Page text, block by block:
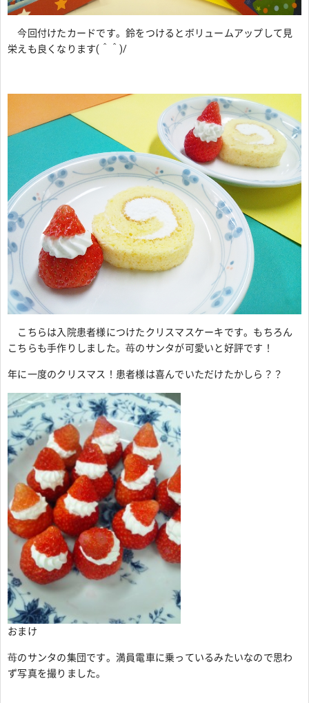
今回付けたカードです。鈴をつけるとボリュームアップして見
栄えも良くなります(＾＾)/
こちらは入院患者様につけたクリスマスケーキです。もちろん
こちらも手作りしました。苺のサンタが可愛いと好評です！
年に一度のクリスマス！患者様は喜んでいただけたかしら？？
おまけ
苺のサンタの集団です。満員電車に乗っているみたいなので思わ
ず写真を撮りました。